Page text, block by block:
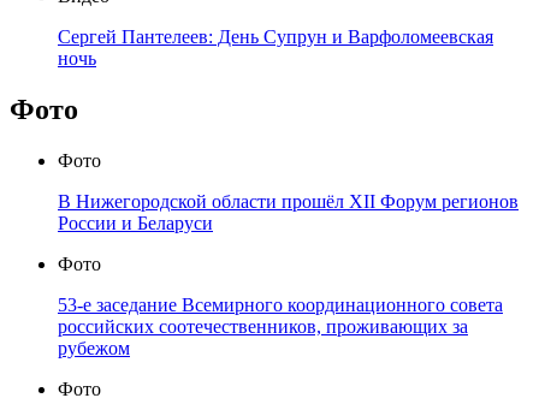
Сергей Пантелеев: День Супрун и Варфоломеевская
ночь
Фото
Фото
В Нижегородской области прошёл XII Форум регионов
России и Беларуси
Фото
53-е заседание Всемирного координационного совета
российских соотечественников, проживающих за
рубежом
Фото